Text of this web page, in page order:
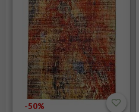
-50%